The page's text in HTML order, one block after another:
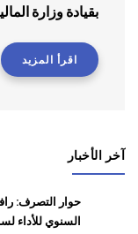
بقيادة وزارة
اقرأ المزيد
آخر الأخبار
حوار التصرف:
السنوي للأداء لسنة 2026 لمخطط التنمية